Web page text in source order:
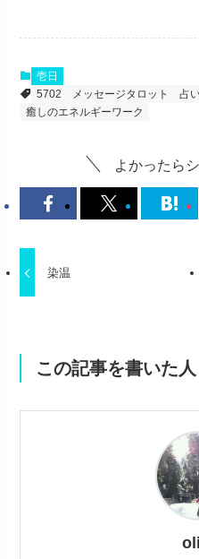
壱日
5702
メッセージタロット 占
癒しのエネルギーワーク
よかったら
染温
この記事を書いた人